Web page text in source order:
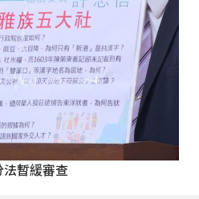
暫緩審查